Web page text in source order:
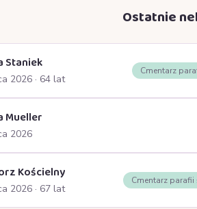
Ostatnie
Staniek
2026 · 64 lat
Cmentarz
Mueller
2026
Kościelny
2026 · 67 lat
Cmentarz